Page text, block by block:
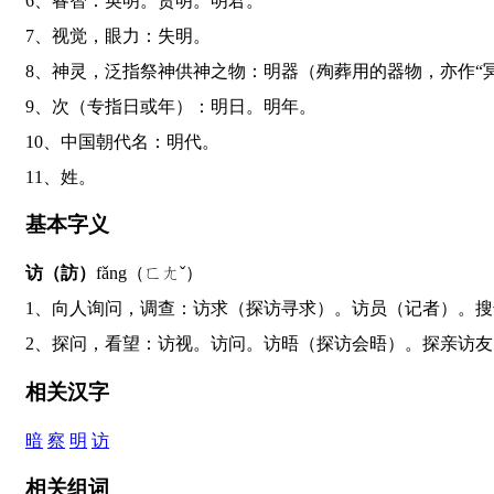
7、视觉，眼力：失明。
8、神灵，泛指祭神供神之物：明器（殉葬用的器物，亦作“
9、次（专指日或年）：明日。明年。
10、中国朝代名：明代。
11、姓。
基本字义
访（訪） fǎng（ㄈㄤˇ）
1、向人询问，调查：访求（探访寻求）。访员（记者）。搜
2、探问，看望：访视。访问。访晤（探访会晤）。探亲访友
相关汉字
暗 察 明 访
相关组词